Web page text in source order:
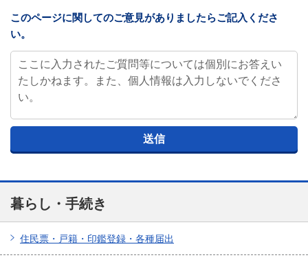
このページに関してのご意見がありましたらご記入くださ
い。
暮らし・手続き
住民票・戸籍・印鑑登録・各種届出